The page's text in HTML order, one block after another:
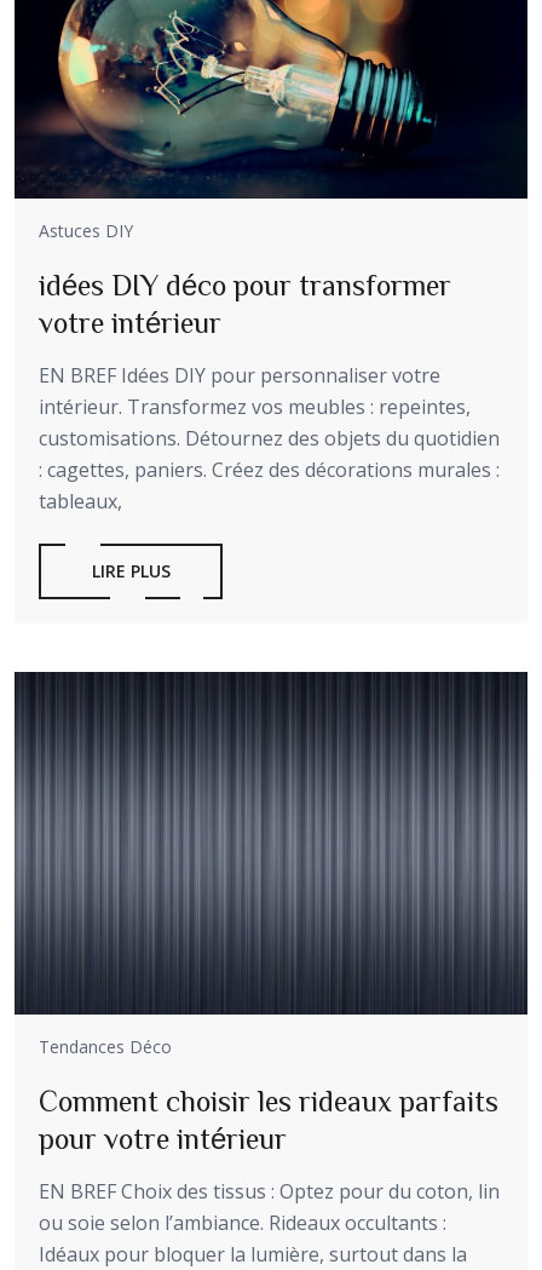
Astuces DIY
idées DIY déco pour transformer
votre intérieur
EN BREF Idées DIY pour personnaliser votre
intérieur. Transformez vos meubles : repeintes,
customisations. Détournez des objets du quotidien
: cagettes, paniers. Créez des décorations murales :
tableaux,
LIRE PLUS
Tendances Déco
Comment choisir les rideaux parfaits
pour votre intérieur
EN BREF Choix des tissus : Optez pour du coton, lin
ou soie selon l’ambiance. Rideaux occultants :
Idéaux pour bloquer la lumière, surtout dans la